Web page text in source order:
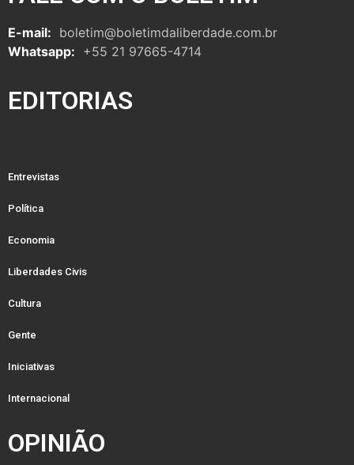
E-mail: boletim@boletimdaliberdade.com.br
Whatsapp: +55 21 97665-4714
EDITORIAS
Entrevistas
Política
Economia
Liberdades Civis
Cultura
Gente
Iniciativas
Internacional
OPINIÃO